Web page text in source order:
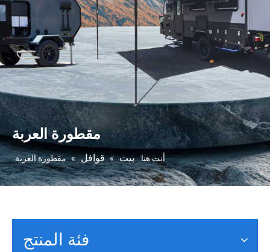
مقطورة العربة
أنت هنا: بيت » قوافل » مقطورة العربة
فئة المنتج